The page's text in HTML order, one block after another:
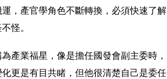
，產官學角色不斷轉換，必須快速了解
怪。
產業福星，像是擔任國發會副主委時，
更是有目共睹，但他很清楚自己是委任